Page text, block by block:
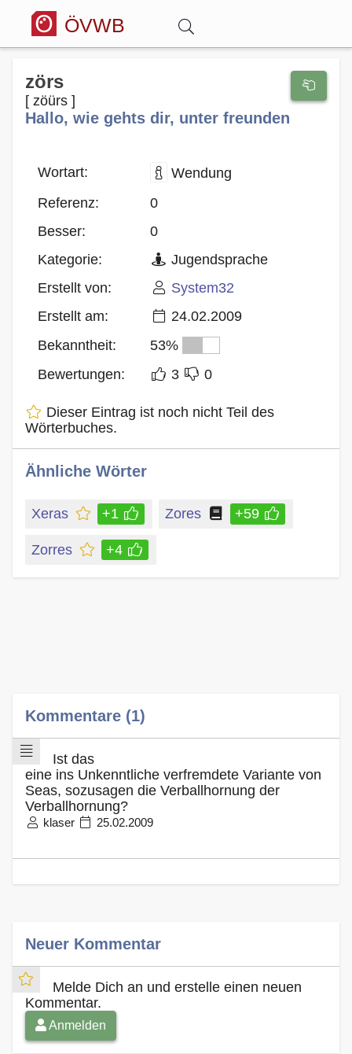
ÖVWB
Wörterbuch
Hitparade
Blog
zörs
[ zöürs ]
Hallo, wie gehts dir, unter freunden
Wortart:
Wendung
Referenz:
0
Besser:
0
Kategorie:
Jugendsprache
Erstellt von:
System32
Erstellt am:
24.02.2009
Bekanntheit:
53%
Bewertungen:
3 0
Dieser Eintrag ist noch nicht Teil des
Wörterbuches.
Ähnliche Wörter
Xeras +1 Zores +59
Zorres +4
Kommentare (1)
Ist das
eine ins Unkenntliche verfremdete Variante von
Seas, sozusagen die Verballhornung der
Verballhornung?
klaser 25.02.2009
Neuer Kommentar
Melde Dich an und erstelle einen neuen
Kommentar.
Anmelden